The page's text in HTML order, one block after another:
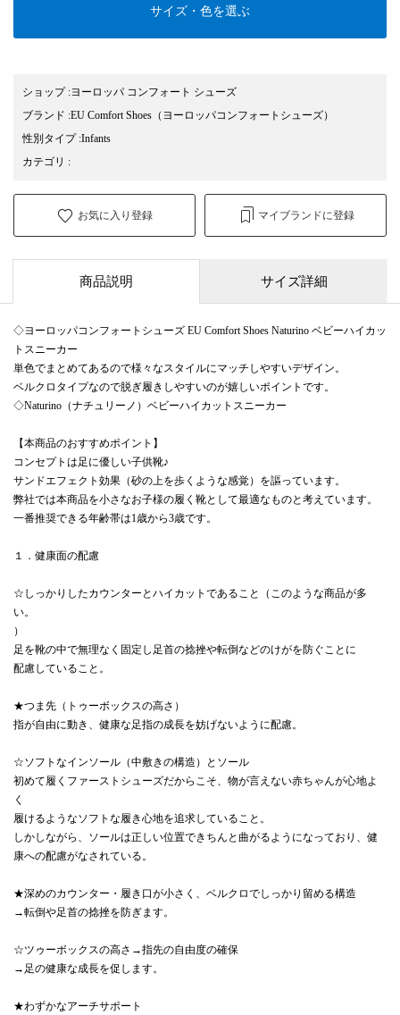
サイズ・色を選ぶ
ショップ:ヨーロッパ コンフォート シューズ
ブランド :EU Comfort Shoes （ヨーロッパコンフォートシューズ）
性別タイプ:Infants
カテゴリ :
お気に入り登録 マイブランドに登録
商品説明 サイズ詳細
◇ヨーロッパコンフォートシューズ EU Comfort Shoes Naturino ベビーハイカッ
トスニーカー
単色でまとめてあるので様々なスタイルにマッチしやすいデザイン。
ベルクロタイプなので脱ぎ履きしやすいのが嬉しいポイントです。
◇Naturino（ナチュリーノ）ベビーハイカットスニーカー
【本商品のおすすめポイント】
コンセプトは足に優しい子供靴♪
サンドエフェクト効果（砂の上を歩くような感覚）を謳っています。
弊社では本商品を小さなお子様の履く靴として最適なものと考えています。
一番推奨できる年齢帯は1歳から3歳です。
１．健康面の配慮
☆しっかりしたカウンターとハイカットであること（このような商品が多
い。
）
足を靴の中で無理なく固定し足首の捻挫や転倒などのけがを防ぐことに
配慮していること。
★つま先（トゥーボックスの高さ）
指が自由に動き、健康な足指の成長を妨げないように配慮。
☆ソフトなインソール（中敷きの構造）とソール
初めて履くファーストシューズだからこそ、物が言えない赤ちゃんが心地よ
く
履けるようなソフトな履き心地を追求していること。
しかしながら、ソールは正しい位置できちんと曲がるようになっており、健
康への配慮がなされている。
★深めのカウンター・履き口が小さく、ベルクロでしっかり留める構造
→転倒や足首の捻挫を防ぎます。
☆ツゥーボックスの高さ→指先の自由度の確保
→足の健康な成長を促します。
★わずかなアーチサポート